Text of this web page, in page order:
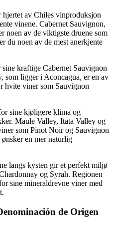
hjertet av Chiles vinproduksjon
vinene. Cabernet Sauvignon,
noen av de viktigste druene som
du noen av de mest anerkjente
kraftige Cabernet Sauvignon
som ligger i Aconcagua, er en av
hvite viner som Sauvignon
sine kjøligere klima og
Maule Valley, Itata Valley og
som Pinot Noir og Sauvignon
en mer naturlig
langs kysten gir et perfekt miljø
og Syrah. Regionen
sine mineraldrevne viner med
de Origen